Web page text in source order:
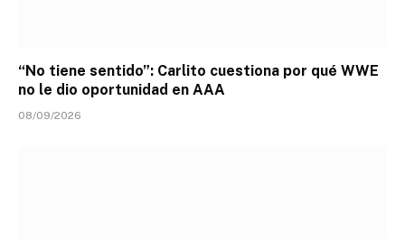
“No tiene sentido”: Carlito cuestiona por qué WWE
no le dio oportunidad en AAA
08/09/2026